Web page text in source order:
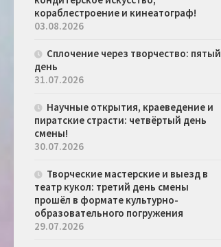
кораблестроение и кинеатограф!
03.08.2026
Сплочение через творчество: пятый
день
31.07.2026
Научные открытия, краеведение и
пиратские страсти: четвёртый день
смены!
30.07.2026
Творческие мастерские и выезд в
театр кукол: третий день смены
прошёл в формате культурно-
образовательного погружения
29.07.2026